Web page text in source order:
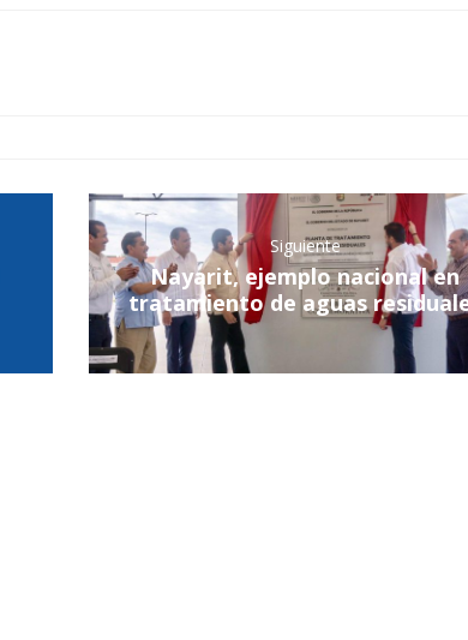
Siguiente
Nayarit, ejemplo nacional en
tratamiento de aguas